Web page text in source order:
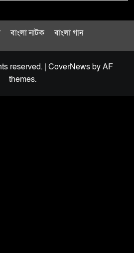
বাংলা নাটক বাংলা গান
reserved. | CoverNewsby AF
themes.